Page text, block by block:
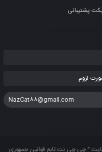
پشتیبانی
NazCat88@gmail.com
” چی چی نت تابع قوانین جمهوری